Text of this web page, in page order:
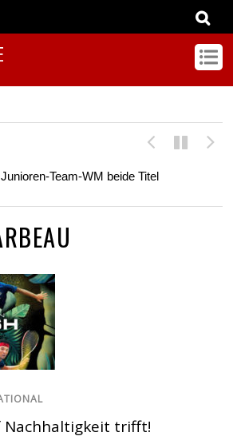
Team-WM beide Titel
Nachhaltigkeit trifft!